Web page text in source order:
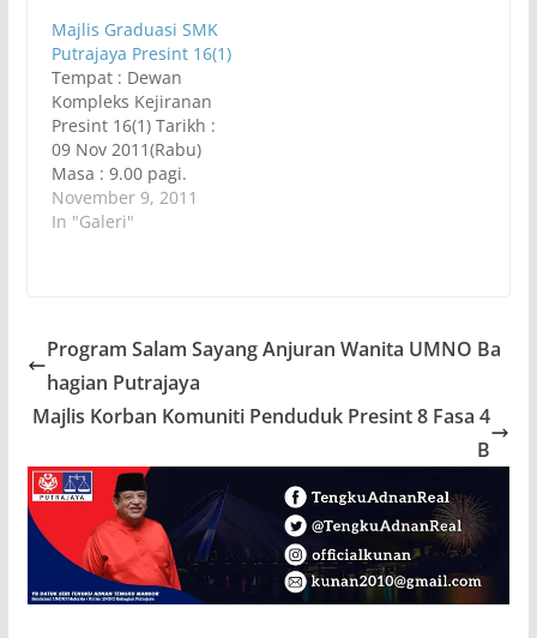
Majlis Graduasi SMK
Putrajaya Presint 16(1)
Tempat : Dewan
Kompleks Kejiranan
Presint 16(1) Tarikh :
09 Nov 2011(Rabu)
Masa : 9.00 pagi.
November 9, 2011
In "Galeri"
Program Salam Sayang Anjuran Wanita UMNO Ba
hagian Putrajaya
Majlis Korban Komuniti Penduduk Presint 8 Fasa 4
B